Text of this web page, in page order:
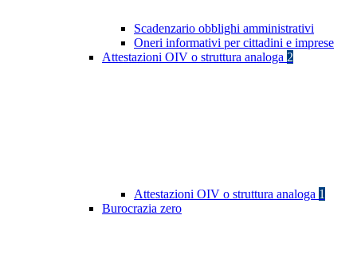
Scadenzario obblighi amministrativi
Oneri informativi per cittadini e imprese
Attestazioni OIV o struttura analoga 2
Attestazioni OIV o struttura analoga 1
Burocrazia zero